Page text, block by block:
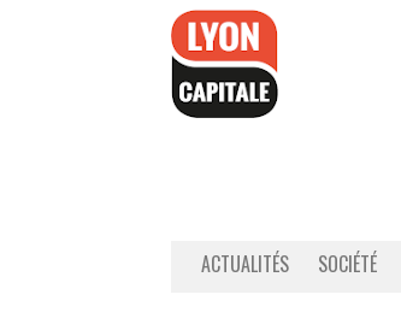
ACTUALITÉS SOCIÉTÉ